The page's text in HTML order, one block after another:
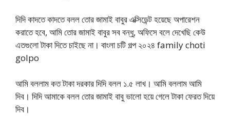
দিদি কাদতে কাদতে বলল তোর জামাই বাবুর এক্সিডেন্ট হয়েছে অপারেশন
করাতে হবে, আমি তোর জামাই বাবুর সব বন্ধু, অফিসে বলে দেখেছি কেউ
এতগুলো টাকা দিতে চাইছে না। বাংলা চটি গল্প ২০২৪ family choti
golpo
আমি বললাম কত টাকা দরকার দিদি বলল ১.৫ লাখ। আমি বললাম আমি
দিব। দিদি আমাকে বলল তোর জামাই বাবু ভালো হয়ে গেলে টাকা ফেরত দিয়ে
দিব।